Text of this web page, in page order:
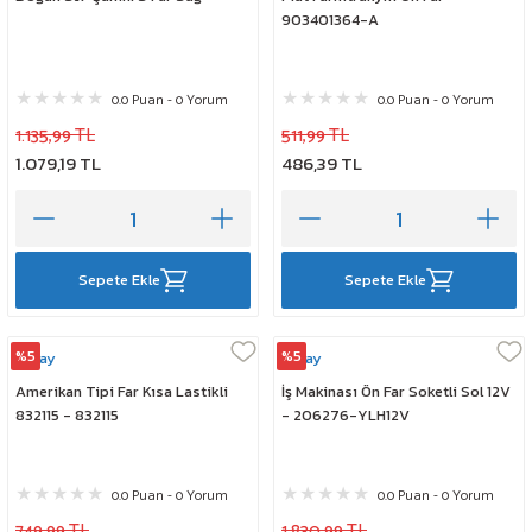
0.0 Puan - 0 Yorum
1.135,99 TL
1.079,19 TL
Sepete Ekle
903401364-A
0.0 Puan - 0 Yorum
511,99 TL
486,39 TL
Sepete Ekle
%5
Çeray
Amerikan Tipi Far Kısa Lastikli
832115 - 832115
0.0 Puan - 0 Yorum
%5
Çeray
İş Makinası Ön Far Soketli Sol 12V
- 206276-YLH12V
0.0 Puan - 0 Yorum